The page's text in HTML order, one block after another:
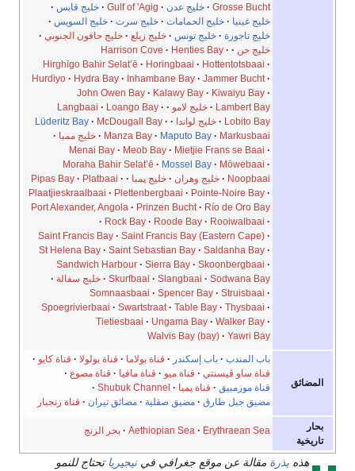
Grosse Bucht
خليج عدن Gulf of 'Agig
خليج قابس
خليج غينيا
خليج الحمامات خليج سرت
خليج السويس
خليج تاجورة
خليج تونس خليج زيلع
خليج حافون الجنوبي
خليج حن
Harrison Cove
Henties Bay
Hirghīgo Bahir Selat’ē
Horingbaai
Hottentotsbaai
Hurdiyo
Hydra Bay Inhambane Bay
Jammer Bucht
John Owen Bay
Kalawy Bay
Kiwaiyu Bay
Lambert Bay
خليج لامو Langbaai
Loango Bay
Lobito Bay
خليج لواندا Lüderitz Bay
McDougall Bay
Manza Bay
Maputo Bay Markusbaai
خليج ممبا
Menai Bay
Meob Bay
Mietjie Frans se Baai
Moraha Bahir Selat’ē
Mossel Bay
Möwebaai
Noopbaai
خليج وهران خليج پمبا Pipas Bay
Platbaai
Plaatjieskraalbaai
Plettenbergbaai
Pointe-Noire Bay
Port Alexander, Angola
Prinzen Bucht
Río de Oro Bay
Rock Bay
Roode Bay
Rooiwalbaai
Saint Francis Bay
Saint Francis Bay (Eastern Cape)
St Helena Bay
Saint Sebastian Bay
Saldanha Bay
Sandwich Harbour
Sierra Bay
Skoonbergbaai
Skurfbaai
Slangbaai Sodwana Bay
خليج سفالة
Somnaasbaai
Spencer Bay
Struisbaai
Spoegrivierbaai
Swartstraat Table Bay
Thysbaai
Tietiesbaai
Ungama Bay
Walker Bay
Walvis Bay (bay)
Yawri Bay
المضائق
باب المندب باب إسكندر قناة بولاما قناة بولولا
قناة كايو
قناة ساو ڤيسنتي
قناة ميو قناة مافيا
قناة مصوع
قناة موزمبيق‎
قناة پمبا
Shubuk Channel
مضيق جبل طارق
مضيق صقلية مضائق تيران قناة زنجبار
بحار
تاريخية
Aethiopian Sea Erythraean Sea بحر الزنج
هذه بذرة مقالة عن موقع جغرافي فينيجيريا تحتاج للنمو